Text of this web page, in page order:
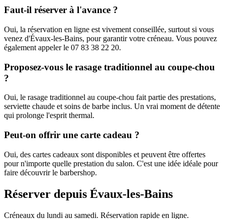
Faut-il réserver à l'avance ?
Oui, la réservation en ligne est vivement conseillée, surtout si vous
venez d'Évaux-les-Bains, pour garantir votre créneau. Vous pouvez
également appeler le 07 83 38 22 20.
Proposez-vous le rasage traditionnel au coupe-chou
?
Oui, le rasage traditionnel au coupe-chou fait partie des prestations,
serviette chaude et soins de barbe inclus. Un vrai moment de détente
qui prolonge l'esprit thermal.
Peut-on offrir une carte cadeau ?
Oui, des cartes cadeaux sont disponibles et peuvent être offertes
pour n'importe quelle prestation du salon. C'est une idée idéale pour
faire découvrir le barbershop.
Réserver depuis Évaux-les-Bains
Créneaux du lundi au samedi. Réservation rapide en ligne.